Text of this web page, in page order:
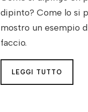
dipinto? Come lo si
mostro un esempio
faccio.
LEGGI TUTTO